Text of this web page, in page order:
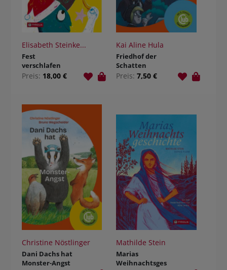
Elisabeth Steinke...
Fest
verschlafen
Preis: 18,00 €
Kai Aline Hula
Friedhof der
Schatten
Preis: 7,50 €
Christine Nöstlinger
Dani Dachs hat
Monster-Angst
Mathilde Stein
Marias
Weihnachtsges